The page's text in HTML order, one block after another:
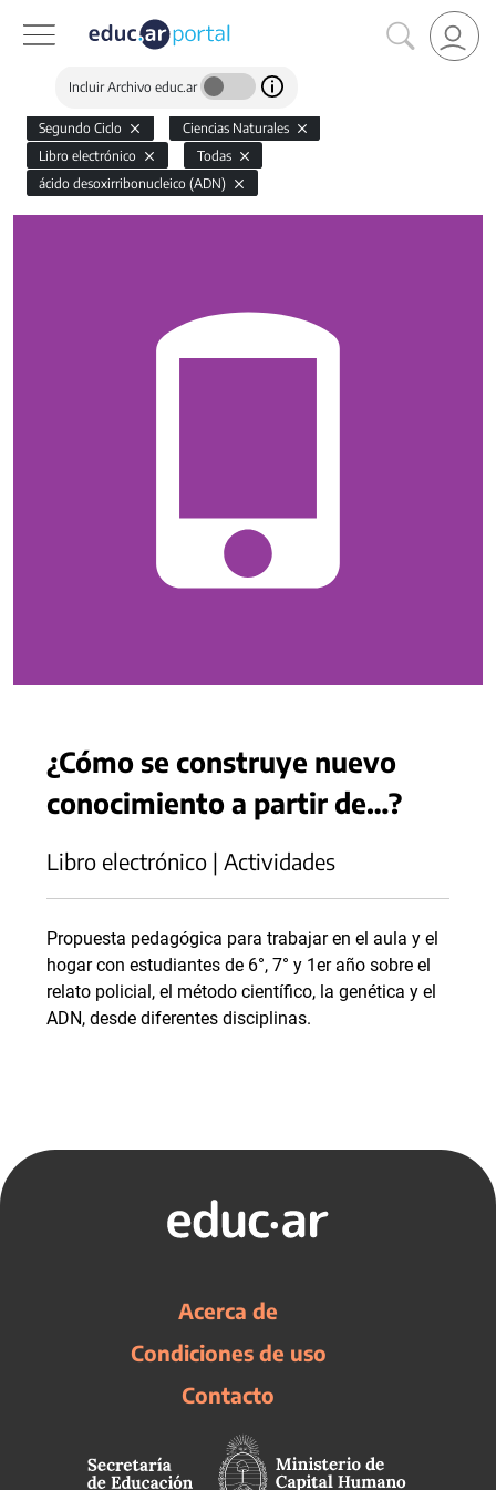
Incluir Archivo educ.ar
Segundo Ciclo
Ciencias Naturales
Libro electrónico
Todas
ácido desoxirribonucleico (ADN)
¿Cómo se construye nuevo
conocimiento a partir de…?
Libro electrónico | Actividades
Propuesta pedagógica para trabajar en el aula y el
hogar con estudiantes de 6°, 7° y 1er año sobre el
relato policial, el método científico, la genética y el
ADN, desde diferentes disciplinas.
Acerca de
Condiciones de uso
Contacto